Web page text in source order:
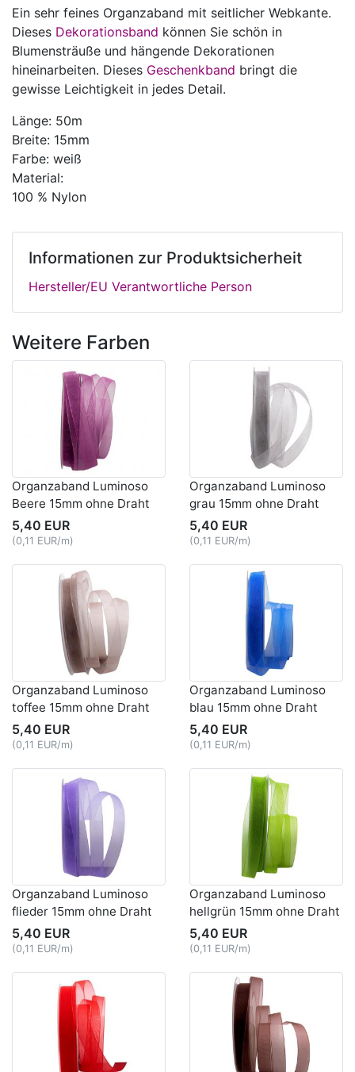
Ein sehr feines Organzaband mit seitlicher Webkante.
Dieses Dekorationsband können Sie schön in
Blumensträuße und hängende Dekorationen
hineinarbeiten. Dieses Geschenkband bringt die
gewisse Leichtigkeit in jedes Detail.
Länge: 50m
Breite: 15mm
Farbe: weiß
Material:
100 % Nylon
Informationen zur Produktsicherheit
Hersteller/EU Verantwortliche Person
Weitere Farben
Organzaband Luminoso
Beere 15mm ohne Draht
5,40 EUR
(0,11 EUR/m)
Organzaband Luminoso
grau 15mm ohne Draht
5,40 EUR
(0,11 EUR/m)
Organzaband Luminoso
toffee 15mm ohne Draht
5,40 EUR
(0,11 EUR/m)
Organzaband Luminoso
blau 15mm ohne Draht
5,40 EUR
(0,11 EUR/m)
Organzaband Luminoso
flieder 15mm ohne Draht
5,40 EUR
(0,11 EUR/m)
Organzaband Luminoso
hellgrün 15mm ohne Draht
5,40 EUR
(0,11 EUR/m)